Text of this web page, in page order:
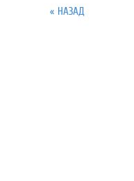
« НАЗАД